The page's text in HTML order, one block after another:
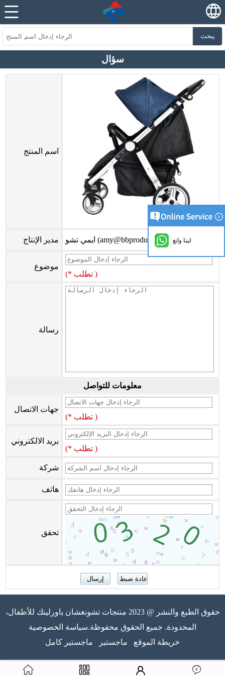
يبحث
سؤال
اسم المنتج
مدير الإنتاج ايمي تشو (amy@bbproducts-powerlink.com.cn)
موضوع
(* تطلب )
رسالة
معلومات للتواصل
جهات الاتصال
(* تطلب )
بريد الالكتروني
(* تطلب )
شركة
هاتف
تحقق
حقوق الطبع والنشر @ 2023 منتجات تشونغشان باورلينك للأطفال،
المحدودة. جميع الحقوق محفوظة.سياسة الخصوصية
خريطة الموقع
ماجستير ماجستير كامل
لينا وانغ